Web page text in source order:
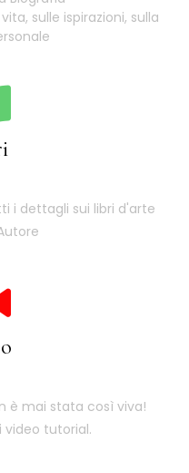
sulle ispirazioni, sulla
i dettagli sui libri d'arte
è mai stata così viva!
video tutorial.